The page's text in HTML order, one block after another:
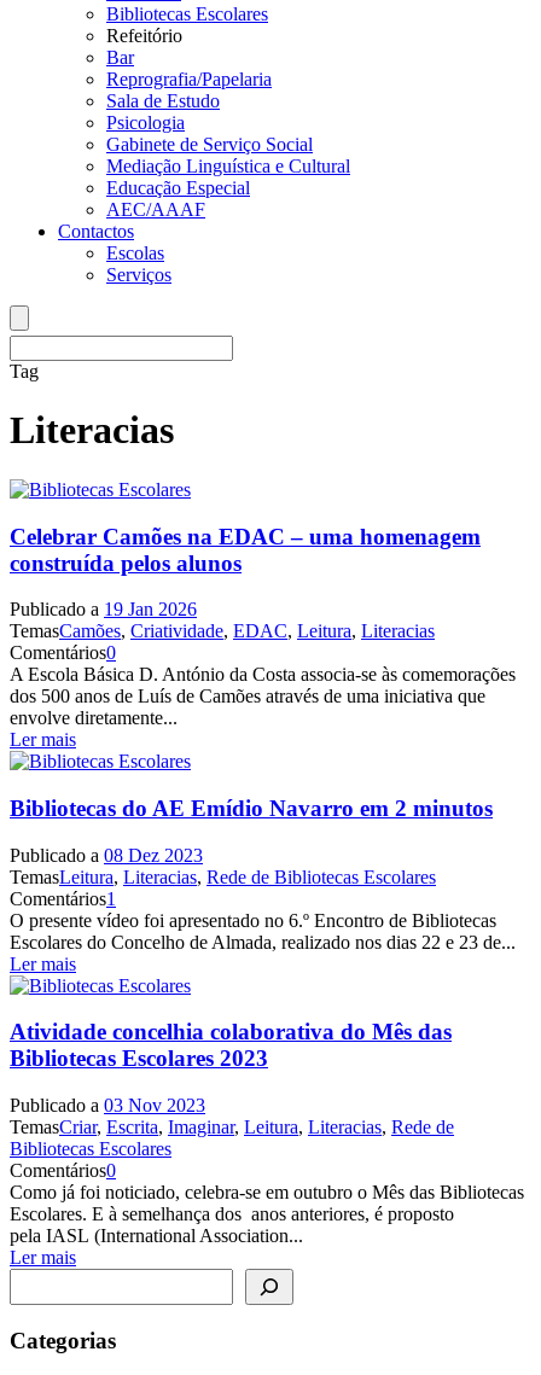
Bibliotecas Escolares
Refeitório
Bar
Reprografia/Papelaria
Sala de Estudo
Psicologia
Gabinete de Serviço Social
Mediação Linguística e Cultural
Educação Especial
AEC/AAAF
Contactos
Escolas
Serviços
Tag
Literacias
Celebrar Camões na EDAC – uma homenagem
construída pelos alunos
Publicado a 19 Jan 2026
TemasCamões, Criatividade, EDAC, Leitura, Literacias
Comentários0
A Escola Básica D. António da Costa associa-se às comemorações
dos 500 anos de Luís de Camões através de uma iniciativa que
envolve diretamente...
Ler mais
Bibliotecas do AE Emídio Navarro em 2 minutos
Publicado a 08 Dez 2023
TemasLeitura, Literacias, Rede de Bibliotecas Escolares
Comentários1
O presente vídeo foi apresentado no 6.º Encontro de Bibliotecas
Escolares do Concelho de Almada, realizado nos dias 22 e 23 de...
Ler mais
Atividade concelhia colaborativa do Mês das
Bibliotecas Escolares 2023
Publicado a 03 Nov 2023
TemasCriar, Escrita, Imaginar, Leitura, Literacias, Rede de
Bibliotecas Escolares
Comentários0
Como já foi noticiado, celebra-se em outubro o Mês das Bibliotecas
Escolares. E à semelhança dos anos anteriores, é proposto
pela IASL (International Association...
Ler mais
Categorias